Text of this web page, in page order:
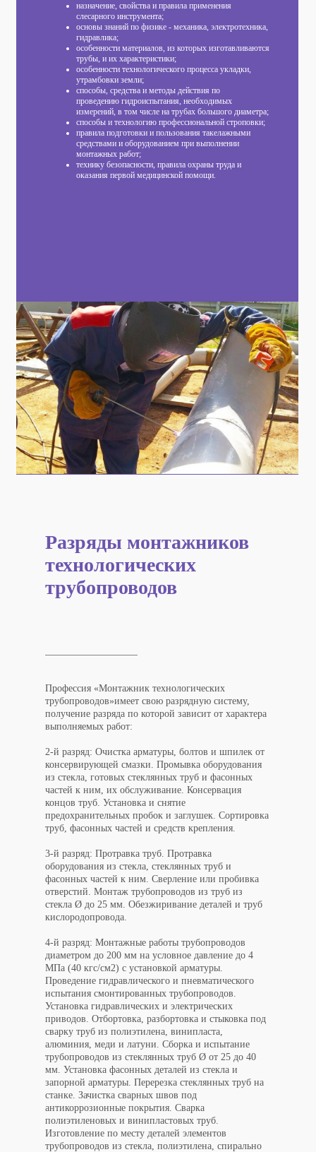
назначение, свойства и правила применения
слесарного инструмента;
основы знаний по физике - механика, электротехника,
гидравлика;
особенности материалов, из которых изготавливаются
трубы, и их характеристики;
особенности технологического процесса укладки,
утрамбовки земли;
способы, средства и методы действия по
проведению гидроиспытания, необходимых
измерений, в том числе на трубах большого диаметра;
способы и технологию профессиональной строповки;
правила подготовки и пользования такелажными
средствами и оборудованием при выполнении
монтажных работ;
технику безопасности, правила охраны труда и
оказания первой медицинской помощи.
Разряды монтажников
технологических
трубопроводов
Профессия «Монтажник технологических
трубопроводов»имеет свою разрядную систему,
получение разряда по которой зависит от характера
выполняемых работ:
2-й разряд: Очистка арматуры, болтов и шпилек от
консервирующей смазки. Промывка оборудования
из стекла, готовых стеклянных труб и фасонных
частей к ним, их обслуживание. Консервация
концов труб. Установка и снятие
предохранительных пробок и заглушек. Сортировка
труб, фасонных частей и средств крепления.
3-й разряд: Протравка труб. Протравка
оборудования из стекла, стеклянных труб и
фасонных частей к ним. Сверление или пробивка
отверстий. Монтаж трубопроводов из труб из
стекла Ø до 25 мм. Обезжиривание деталей и труб
кислородопровода.
4-й разряд: Монтажные работы трубопроводов
диаметром до 200 мм на условное давление до 4
МПа (40 кгс/см2) с установкой арматуры.
Проведение гидравлического и пневматического
испытания смонтированных трубопроводов.
Установка гидравлических и электрических
приводов. Отбортовка, разбортовка и стыковка под
сварку труб из полиэтилена, винипласта,
алюминия, меди и латуни. Сборка и испытание
трубопроводов из стеклянных труб Ø от 25 до 40
мм. Установка фасонных деталей из стекла и
запорной арматуры. Перерезка стеклянных труб на
станке. Зачистка сварных швов под
антикоррозионные покрытия. Сварка
полиэтиленовых и винипластовых труб.
Изготовление по месту деталей элементов
трубопроводов из стекла, полиэтилена, спирально